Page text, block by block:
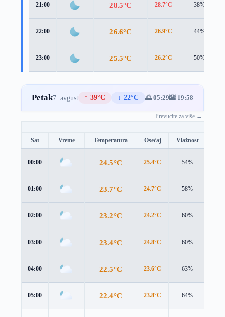
21:00 28.5°C 28.7°C 38%
22:00 26.6°C 26.9°C 44%
23:00 25.5°C 26.2°C 50%
Petak7. avgust ↑ 39°C ↓ 22°C 🌅 05:29🌇 19:58
Prevucite za više →
Sat Vreme Temperatura Osećaj Vlažnost
00:00 24.5°C 25.4°C 54%
01:00 23.7°C 24.7°C 58%
02:00 23.2°C 24.2°C 60%
03:00 23.4°C 24.8°C 60%
04:00 22.5°C 23.6°C 63%
05:00 22.4°C 23.8°C 64%